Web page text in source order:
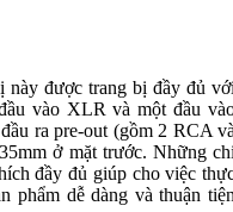
này được trang bị đầy đủ
vào XLR và một đầu
ra pre-out (gồm 2 RCA
ở mặt trước. Những
đầy đủ giúp cho việc
phẩm dễ dàng và thuận